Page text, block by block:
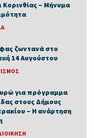
– Μήνυμα
ζωντανά στο
14 Αυγούστου
για πρόγραμμα
στους Δήμους
– Η ανάρτηση